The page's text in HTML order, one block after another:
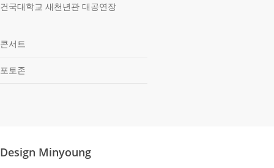
건국대학교 새천년관 대공연장
콘서트
포토존
Design Minyoung